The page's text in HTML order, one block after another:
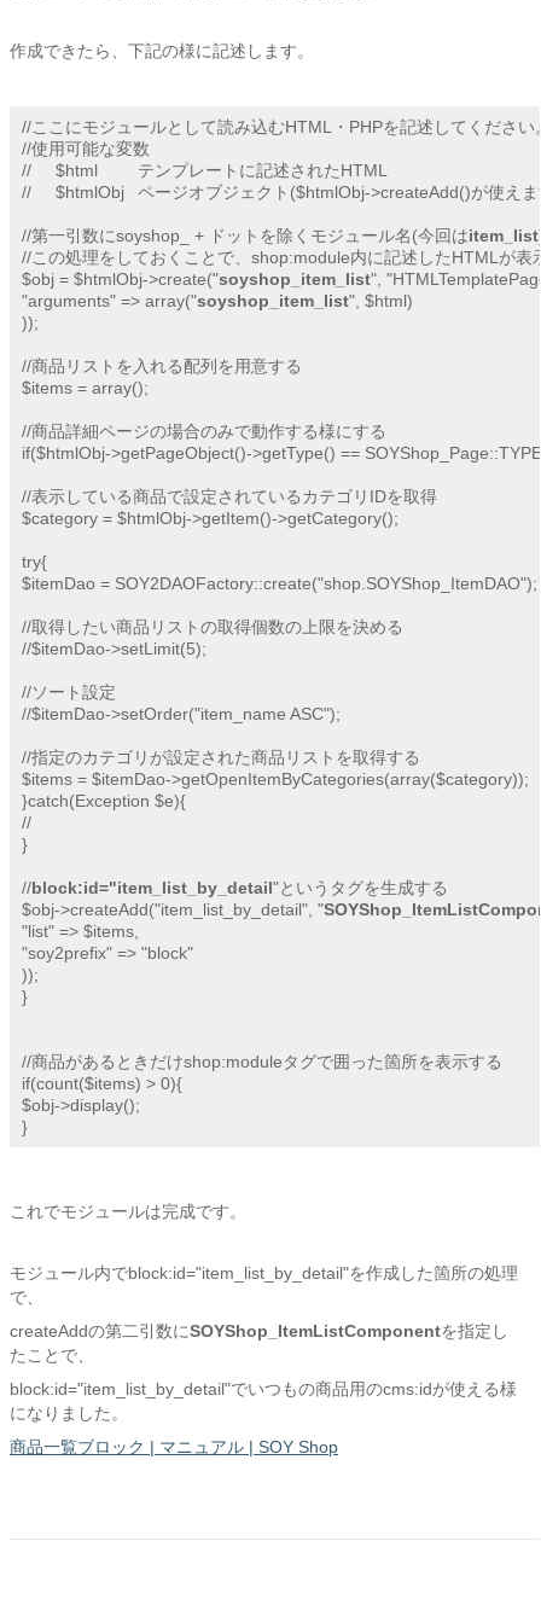
作成できたら、下記の様に記述します。
//ここにモジュールとして読み込むHTML・PHPを記述してください
//使用可能な変数
//     $html	テンプレートに記述されたHTML
//     $htmlObj	ページオブジェクト($htmlObj->createAdd()が使えます)
//第一引数にsoyshop_ + ドットを除くモジュール名(今回はitem_list
//この処理をしておくことで、shop:module内に記述したHTMLが表
$obj = $htmlObj->create("soyshop_item_list",
"arguments" => array("soyshop_item_list", $html)
));
//商品リストを入れる配列を用意する
$items = array();
//商品詳細ページの場合のみで動作する様にする
if($htmlObj->getPageObject()->getType() ==
//表示している商品で設定されているカテゴリIDを取得
$category = $htmlObj->getItem()->getCategory();
try{
$itemDao = SOY2DAOFactory::create("shop.SOYShop_ItemDAO");
//取得したい商品リストの取得個数の上限を決める
//$itemDao->setLimit(5);
//ソート設定
//$itemDao->setOrder("item_name ASC");
//指定のカテゴリが設定された商品リストを取得する
$items = $itemDao->getOpenItemByCategories(array($category));
}catch(Exception $e){
//
}
//block:id="item_list_by_detail"というタグを生成する
$obj->createAdd("item_list_by_detail", "
"list" => $items,
"soy2prefix" => "block"
));
}
//商品があるときだけshop:moduleタグで囲った箇所を表示する
if(count($items) > 0){
$obj->display();
}
これでモジュールは完成です。
モジュール内でblock:id="item_list_by_detail"を作成した箇所の処理
で、
createAddの第二引数にSOYShop_ItemListComponentを指定し
たことで、
block:id="item_list_by_detail"でいつもの商品用のcms:idが使える様
になりました。
商品一覧ブロック | マニュアル | SOY Shop